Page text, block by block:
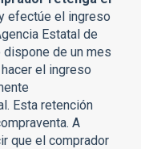
efectúe el ingreso
Estatal de
dispone de un mes
el ingreso
Esta retención
A
que el comprador